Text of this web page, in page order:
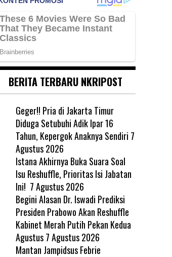
BERITA TERBARU NKRIPOST
Geger!! Pria di Jakarta Timur
Diduga Setubuhi Adik Ipar 16
Tahun, Kepergok Anaknya Sendiri 7
Agustus 2026
Istana Akhirnya Buka Suara Soal
Isu Reshuffle, Prioritas Isi Jabatan
Ini! 7 Agustus 2026
Begini Alasan Dr. Iswadi Prediksi
Presiden Prabowo Akan Reshuffle
Kabinet Merah Putih Pekan Kedua
Agustus 7 Agustus 2026
Mantan Jampidsus Febrie